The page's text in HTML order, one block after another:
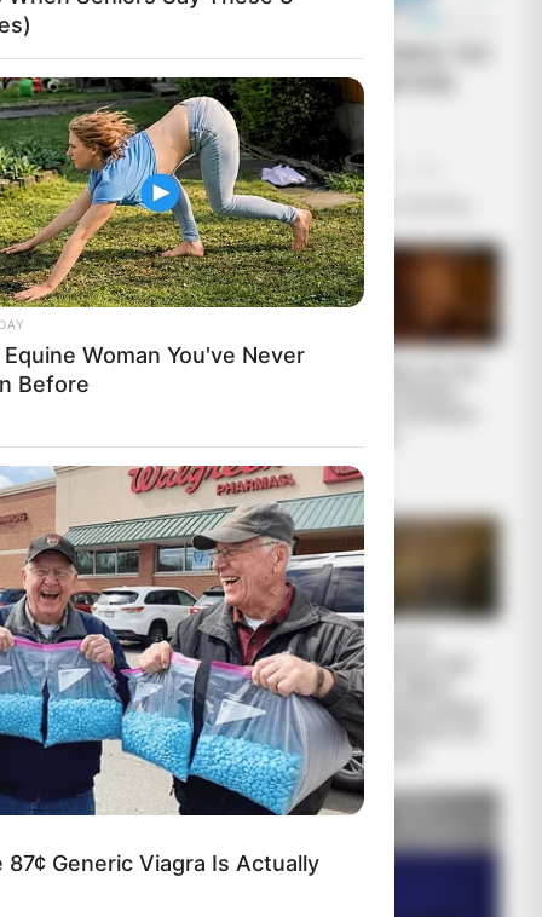
ΤΟ ΔΑΣΟΣ
ΑΝΑΓΚΗ
Αυτό διότι
Σε 3-4
και μη
Ανοιχτή επιστολή προς τον
Πρόεδρο της Τουρκικής
Δημοκρατίας Ρ. Τ.
Ερντογάν
Κυριακή, 2 Οκτωβρίου 2022, 11:20
Ανοιχτή επιστολή προς τον Πρόεδρο...
ΧΤΥΠΟΥΝ ΤΑ
ΠΟΥΛΙΑ...
Ο πόλεμος στην
Ουκρανία περνάει
στην πολύ
σημαντική αλλά
και επικίνδυνη
δεύτερη...
Πίσω στον
Μεσαίωνα: Η ΕΕ
χωρίς φθηνό
ηλεκτρικό ρεύμα,
διολισθαίνει στη
φτώχεια...
Woman You've Never
Before
Generic Viagra Is Actually